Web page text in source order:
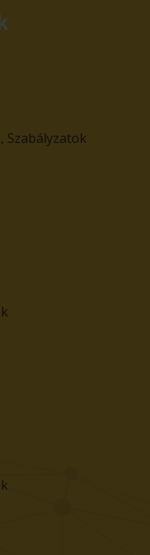
Szabályzatok